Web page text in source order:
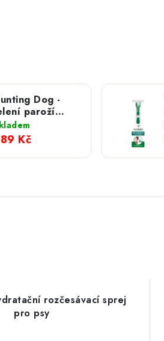
Dog -
paroží
XL
Kč
rozčesávací sprej
pro psy